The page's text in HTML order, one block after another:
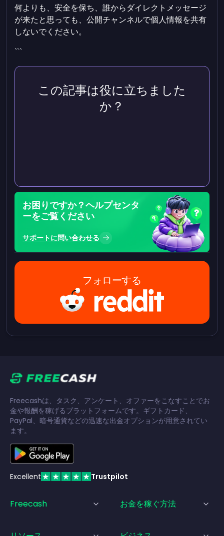
何よりも、安全を保ち、誰からダイレクトメッセージ
が来たと思っても、公開チャンネルで個人情報を共有
しないでください。
```
この記事は役に立ちました
か？
お困りですか？ヘルプセンタ
ーをご覧ください
サポートに問い合わせる
フォローする
Freecashは、タスク、アンケート、オファーをこなすことでお
金や報酬を稼げるプラットフォームです。ギフトカード、
PayPal、暗号通貨などの迅速な出金オプションが用意されてい
ます。
Excellent Trustpilot
Freecash お金を稼ぐ方法